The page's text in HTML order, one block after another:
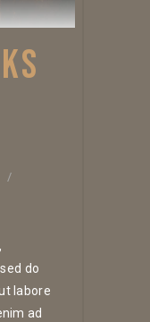
do
labore
ad